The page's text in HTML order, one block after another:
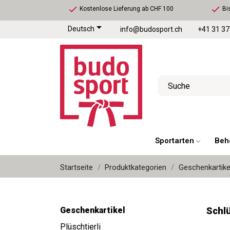
check Kostenlose Lieferung ab CHF 100 check
Deutsch info@budosport.ch +41 31
Sportarten
Startseite Produktkategorien
Geschenkartikel
Plüschtierli